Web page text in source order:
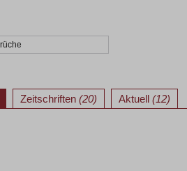
Zeitschriften (20) Aktuell (12)